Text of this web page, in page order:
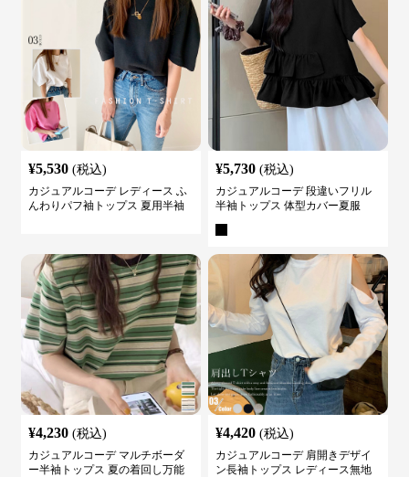
¥5,530 (税込)
カジュアルコーデ レディース ふ
んわりパフ袖トップス 夏用半袖
¥5,730 (税込)
カジュアルコーデ 段違いフリル
半袖トップス 体型カバー夏服
¥4,230 (税込)
カジュアルコーデ マルチボーダ
ー半袖トップス 夏の着回し万能
¥4,420 (税込)
カジュアルコーデ 肩開きデザイ
ン長袖トップス レディース無地